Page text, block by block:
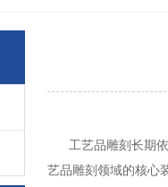
工艺品雕刻长期依
艺品雕刻领域的核心